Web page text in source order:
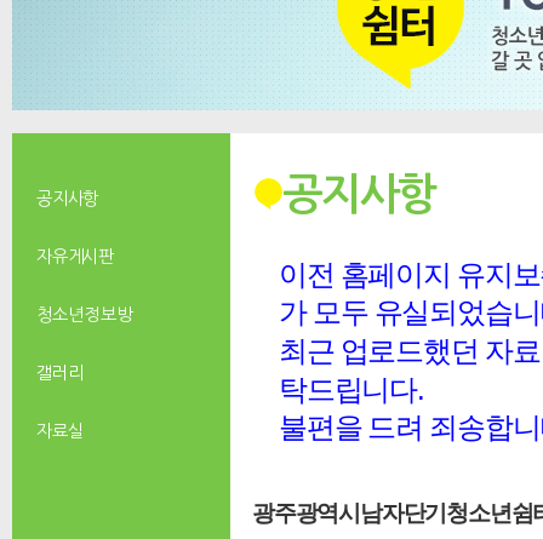
공지사항
자유게시판
청소년 정보방
갤러리
자료실
공지사항
이전 홈페이지 유지
가 모두 유실되었습
최근 업로드했던 자
탁드립니다.
불편을 드려 죄송합
광주광역시남자단기청소년쉼